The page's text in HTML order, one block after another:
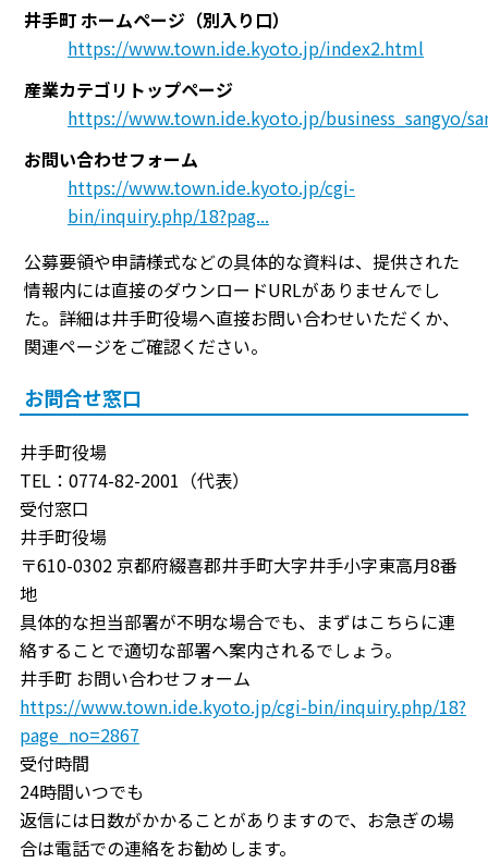
井手町 ホームページ（別入り口）
https://www.town.ide.kyoto.jp/index2.html
産業カテゴリトップページ
https://www.town.ide.kyoto.jp/business_sangyo/
お問い合わせフォーム
https://www.town.ide.kyoto.jp/cgi-
bin/inquiry.php/18?pag...
公募要領や申請様式などの具体的な資料は、提供された
情報内には直接のダウンロードURLがありませんでし
た。詳細は井手町役場へ直接お問い合わせいただくか、
関連ページをご確認ください。
お問合せ窓口
井手町役場
TEL：0774-82-2001（代表）
受付窓口
井手町役場
〒610-0302 京都府綴喜郡井手町大字井手小字東高月8番
地
具体的な担当部署が不明な場合でも、まずはこちらに連
絡することで適切な部署へ案内されるでしょう。
井手町 お問い合わせフォーム
https://www.town.ide.kyoto.jp/cgi-bin/inquiry.php/18?
page_no=2867
受付時間
24時間いつでも
返信には日数がかかることがありますので、お急ぎの場
合は電話での連絡をお勧めします。